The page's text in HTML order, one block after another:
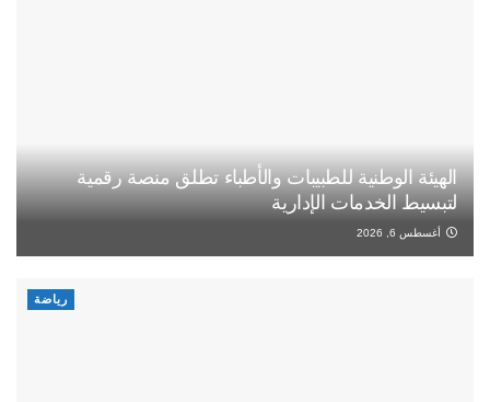
الهيئة الوطنية للطبيبات والأطباء تطلق منصة رقمية
لتبسيط الخدمات الإدارية
أغسطس 6, 2026
رياضة